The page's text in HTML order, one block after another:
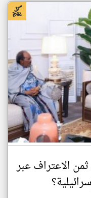
الاعتراف عبر